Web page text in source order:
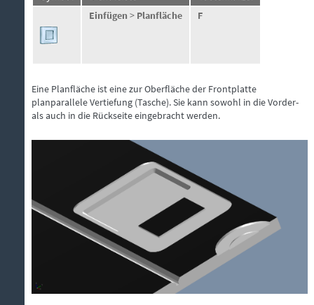
Einfügen > Planfläche F
Eine Planfläche ist eine zur Oberfläche der Frontplatte
planparallele Vertiefung (Tasche). Sie kann sowohl in die Vorder-
als auch in die Rückseite eingebracht werden.